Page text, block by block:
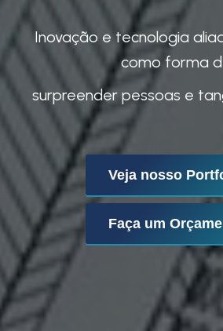
Inovação e tecnologia
como forma
surpreender pessoas e
Veja nosso
Faça um